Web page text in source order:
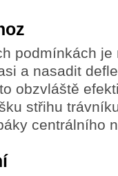
podmínkách
a nasadit
obzvláště
střihu
centrálního